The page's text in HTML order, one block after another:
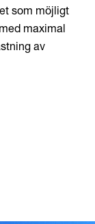
som möjligt
maximal
av